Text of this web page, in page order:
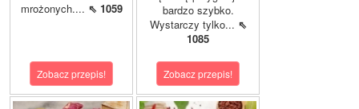
mrożonych.... ⇖ 1059
Zobacz przepis!
bardzo szybko.
Wystarczy tylko... ⇖
1085
Zobacz przepis!